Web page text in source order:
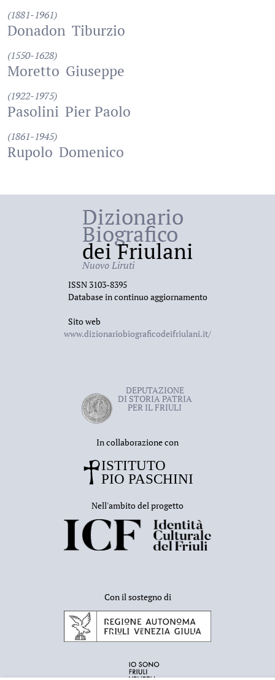
(1881-1961)
Donadon Tiburzio
(1550-1628)
Moretto Giuseppe
(1922-1975)
Pasolini Pier Paolo
(1861-1945)
Rupolo Domenico
Dizionario
Biografico
dei Friulani
Nuovo Liruti
ISSN 3103-8395
Database in continuo aggiornamento
Sito web
www.dizionariobiograficodeifriulani.it/
DEPUTAZIONE
DI STORIA PATRIA
PER IL FRIULI
In collaborazione con
Nell'ambito del progetto
Con il sostegno di